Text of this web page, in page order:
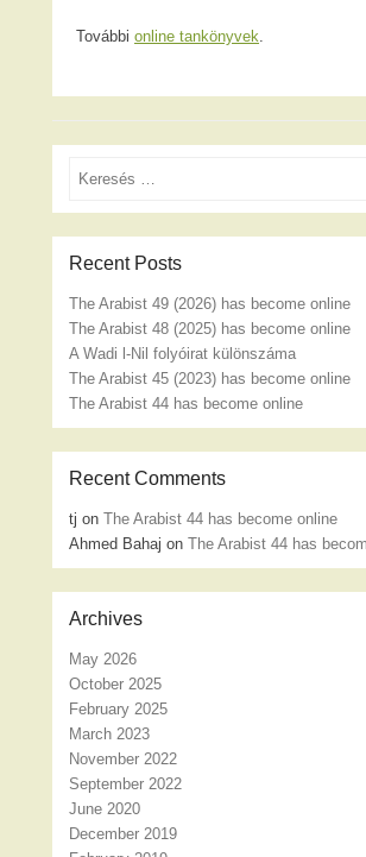
További online tankönyvek.
Search
Recent Posts
The Arabist 49 (2026) has become online
The Arabist 48 (2025) has become online
A Wadi l-Nil folyóirat különszáma
The Arabist 45 (2023) has become online
The Arabist 44 has become online
Recent Comments
tj onThe Arabist 44 has become online
Ahmed Bahaj onThe Arabist 44 has
Archives
May 2026
October 2025
February 2025
March 2023
November 2022
September 2022
June 2020
December 2019